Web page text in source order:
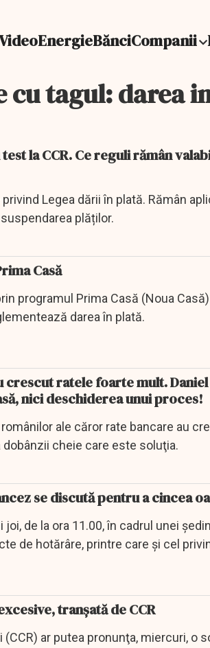
EnergieBănciCompanii
cu tagul: darea
la CCR. Ce reguli rămân
Legea dării în plată. Rămân
plăților.
Casă
programul Prima Casă (Noua
darea în plată.
ratele foarte mult.
nici deschiderea unui proces!
ale căror rate bancare au
cheie care este soluţia.
se discută pentru a cincea
de la ora 11.00, în cadrul unei
de hotărâre, printre care şi cel
tranșată de CCR
ar putea pronunţa, miercuri, o